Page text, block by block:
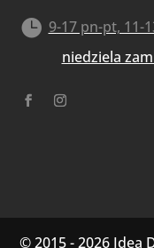
 9-17 pn-pt, 11-
niedziela
© 2015 - 2026 Idea